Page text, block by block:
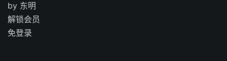
by 东明
解锁会员
免登录